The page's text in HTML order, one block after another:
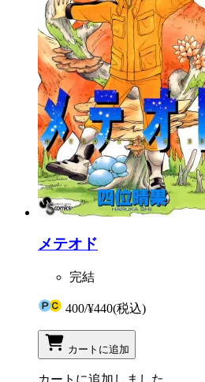
メテオド
完結
400/¥440(税込)
カートに追加
カートに追加しました